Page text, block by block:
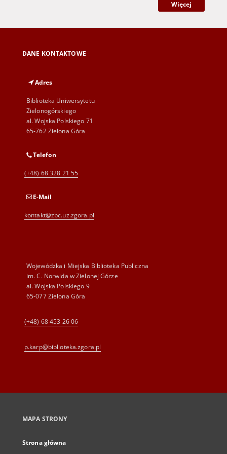
Więcej
DANE KONTAKTOWE
Adres
Biblioteka Uniwersytetu
Zielonogórskiego
al. Wojska Polskiego 71
65-762 Zielona Góra
Telefon
(+48) 68 328 21 55
E-Mail
kontakt@zbc.uz.zgora.pl
Wojewódzka i Miejska Biblioteka Publiczna
im. C. Norwida w Zielonej Górze
al. Wojska Polskiego 9
65-077 Zielona Góra
(+48) 68 453 26 06
p.karp@biblioteka.zgora.pl
MAPA STRONY
Strona główna